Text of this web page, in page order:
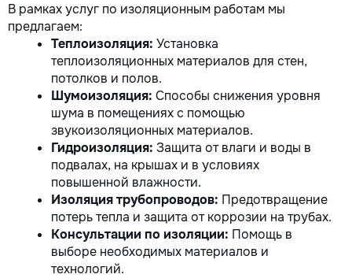
В рамках услуг по изоляционным работам мы
предлагаем:
Теплоизоляция: Установка
теплоизоляционных материалов для стен,
потолков и полов.
Шумоизоляция: Способы снижения уровня
шума в помещениях с помощью
звукоизоляционных материалов.
Гидроизоляция: Защита от влаги и воды в
подвалах, на крышах и в условиях
повышенной влажности.
Изоляция трубопроводов: Предотвращение
потерь тепла и защита от коррозии на трубах.
Консультации по изоляции: Помощь в
выборе необходимых материалов и
технологий.